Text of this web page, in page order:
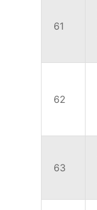
61
62
63